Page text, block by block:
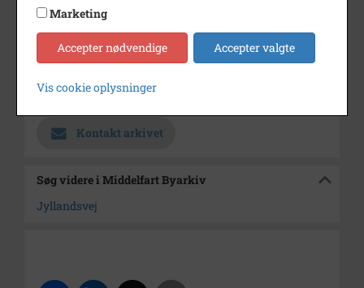
Dateringsnote
Fotograf
Flemming Adamsen
Størrelse
15x21
Arkiv
Kontakt arkivet
Søg videre i Middelfart Byarkiv
Jyllandsvej
Marketing
Accepter nødvendige Accepter valgte
Vis cookie oplysninger